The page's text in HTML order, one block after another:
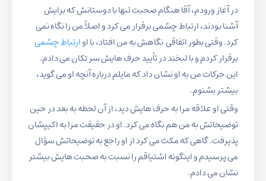
در آغاز ورودم، آقا هنگام صحبت تنها با دوستانش که برایش
آشنا بودند، ارتباط چشمی برقرار می کرد و اصلاً من را نگاه نمی
کرد. وقتی بطور اتفاقی نگاهش به من افتاد، با اوارتباط چشمی
برقرار کردم و با لبخند در تأیید حرف هایش سر تکان می دادم.
این حرکات من به او نشان داد که مایلم درباره آنچه او می گوید،
بیشتر بشنوم.
وقتی او علاقه مرا به حرف هایش دید، از آن لحظه به بعد در حین
توضیحاتش به من هم نگاه می کرد. او در حقیقت مرا به اکیپشان
پذیرفت. گاهی که مکث می کرد از او راجع به توضیحاتش سؤال
می پرسیدم و اینگونه اشتیاقم را نسبت به صحبت هایش بیشتر
نشان می دادم.